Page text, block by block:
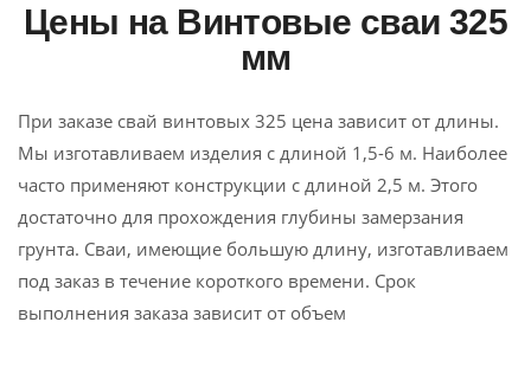
Цены на Винтовые сваи 325
мм
При заказе свай винтовых 325 цена зависит от длины.
Мы изготавливаем изделия с длиной 1,5-6 м. Наиболее
часто применяют конструкции с длиной 2,5 м. Этого
достаточно для прохождения глубины замерзания
грунта. Сваи, имеющие большую длину, изготавливаем
под заказ в течение короткого времени. Срок
выполнения заказа зависит от объем